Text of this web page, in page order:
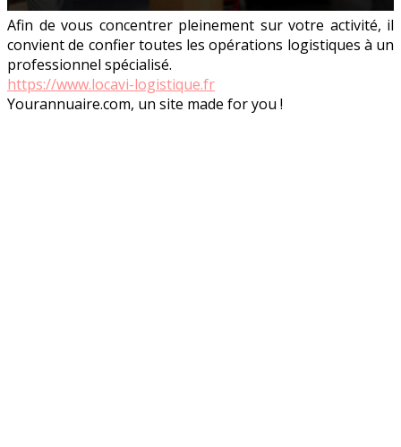
Afin de vous concentrer pleinement sur votre activité, il
convient de confier toutes les opérations logistiques à un
professionnel spécialisé.
https://www.locavi-logistique.fr
Yourannuaire.com, un site made for you !